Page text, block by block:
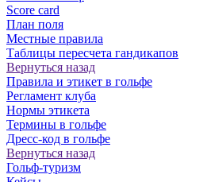
Score card
План поля
Местные правила
Таблицы пересчета гандикапов
Вернуться назад
Правила и этикет в гольфе
Регламент клуба
Нормы этикета
Термины в гольфе
Дресс-код в гольфе
Вернуться назад
Гольф-туризм